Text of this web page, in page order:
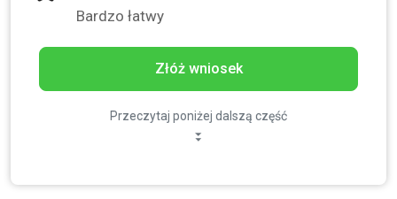
Bardzo łatwy
Złóż wniosek
Przeczytaj poniżej dalszą część